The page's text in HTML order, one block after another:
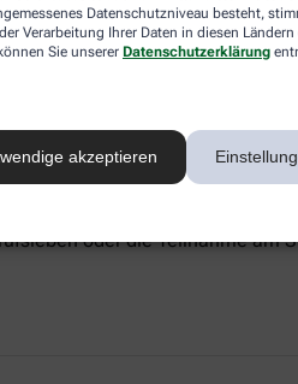
Datenschutzniveau besteht,
Verarbeitung Ihrer Daten in diesen
Sie unserer Datenschutzerklärung
akzeptieren
den beiden lokal wirkenden
für Linderung sorgen, gibt es
– also im ganzen Körper
Histamin, der für
verantwortlich ist.
Symptome, sondern
(Urtikaria), und
Desloratadin macht
oder die Teilnahme am